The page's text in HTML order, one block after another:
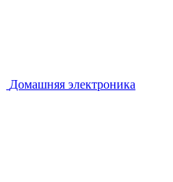
Домашняя электроника